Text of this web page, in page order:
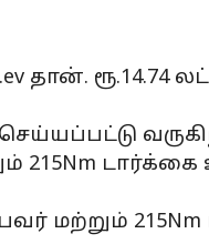
தான்.
215Nm
மற்றும்